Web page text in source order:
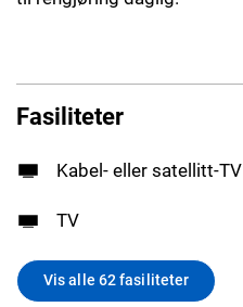
Fasiliteter
Kabel- eller satellitt-TV
TV
Vis alle 62 fasiliteter